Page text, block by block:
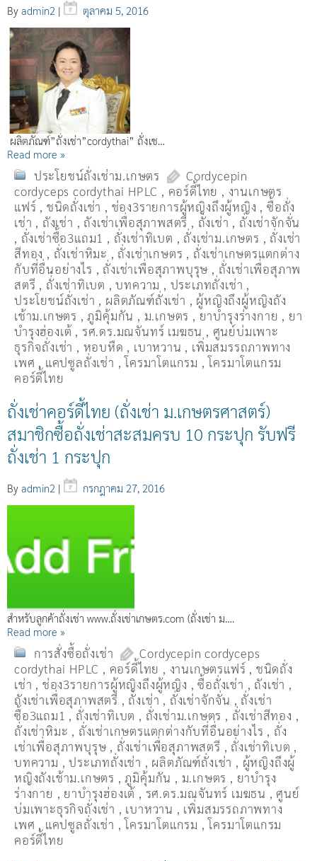
By admin2 | ตุลาคม 5, 2016
ผลิตภัณฑ์”ถั่งเช่า”cordythai” ถั่งเช…
Read more »
ประโยชน์ถั่งเช่าม.เกษตร
Cordycepin
cordyceps cordythai HPLC , คอร์ดี้ไทย , งานเกษตร
แฟร์ , ชนิดถั่งเช่า , ช่อง3รายการผู้หญิงถึงผู้หญิง ,ซื้อถั่ง
เช่า , ถังเช่า , ถังเช่าเพื่อสุภาพสตรี , ถั่งเช่า , ถั่งเช่าจักจั่น
, ถั่งเช่าซื้อ3แถม1 , ถั่งเช่าทิเบต , ถั่งเช่าม.เกษตร , ถั่งเช่า
สีทอง , ถั่งเช่าหิมะ , ถั่งเช่าเกษตร , ถั่งเช่าเกษตรแตกต่าง
กับที่อื่นอย่างไร , ถั่งเช่าเพื่อสุภาพบุรุษ , ถั่งเช่าเพื่อสุภาพ
สตรี , ถั่่งเช่าทิเบต ,บทความ , ประเภทถั่งเช่า ,
ประโยชน์ถั่งเช่า , ผลิตภัณฑ์ถั่งเช่า , ผู้หญิงถึงผู้หญิงถัง
เช้าม.เกษตร ,ภูมิคุ้มกัน , ม.เกษตร , ยาบำรุงร่างกาย , ยา
บำรุงฮ่องเต้ , รศ.ดร.มณจันทร์ เมฆธน , ศูนย์บ่มเพาะ
ธุรกิจถั่งเช่า , หอบหืด , เบาหวาน , เพิ่มสมรรถภาพทาง
เพศ , แคปซูลถั่งเช่า ,โครมาโตแกรม ,โครมาโตแกรม
คอร์ดี้ไทย
ถั่งเช่าคอร์ดี้ไทย (ถั่งเช่า ม.เกษตรศาสตร์)
สมาชิกซื้อถั่งเช่าสะสมครบ 10 กระปุก รับฟรี
ถั่งเช่า 1 กระปุก
By admin2 | กรกฎาคม 27, 2016
สำหรับลูกค้าถั่งเช่า www.ถั่งเช่าเกษตร.com (ถั่งเช่า ม….
Read more »
การสั่งซื้อถั่งเช่า
Cordycepin cordyceps
cordythai HPLC , คอร์ดี้ไทย , งานเกษตรแฟร์ , ชนิดถั่ง
เช่า , ช่อง3รายการผู้หญิงถึงผู้หญิง ,ซื้อถั่งเช่า , ถังเช่า ,
ถังเช่าเพื่อสุภาพสตรี , ถั่งเช่า , ถั่งเช่าจักจั่น , ถั่งเช่า
ซื้อ3แถม1 , ถั่งเช่าทิเบต , ถั่งเช่าม.เกษตร , ถั่งเช่าสีทอง ,
ถั่งเช่าหิมะ , ถั่งเช่าเกษตรแตกต่างกับที่อื่นอย่างไร , ถั่ง
เช่าเพื่อสุภาพบุรุษ , ถั่งเช่าเพื่อสุภาพสตรี , ถั่่งเช่าทิเบต ,
บทความ ,ประเภทถั่งเช่า , ผลิตภัณฑ์ถั่งเช่า , ผู้หญิงถึงผู้
หญิงถังเช้าม.เกษตร ,ภูมิคุ้มกัน , ม.เกษตร , ยาบำรุง
ร่างกาย , ยาบำรุงฮ่องเต้ , รศ.ดร.มณจันทร์ เมฆธน , ศูนย์
บ่มเพาะธุรกิจถั่งเช่า , เบาหวาน , เพิ่มสมรรถภาพทาง
เพศ , แคปซูลถั่งเช่า ,โครมาโตแกรม ,โครมาโตแกรม
คอร์ดี้ไทย